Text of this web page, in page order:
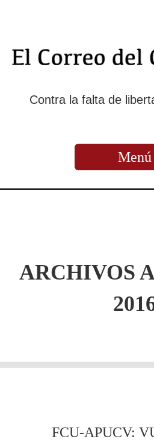
Contra la falta de
Menú
ARCHIVOS
FCU-APUCV: